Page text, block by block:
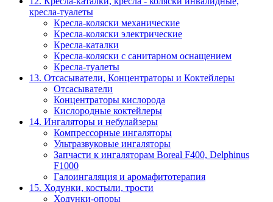
кресла-туалеты
Кресла-коляски механические
Кресла-коляски электрические
Кресла-каталки
Кресла-коляски с санитарном оснащением
Кресла-туалеты
13. Отсасыватели, Концентраторы и Коктейлеры
Отсасыватели
Концентраторы кислорода
Кислородные коктейлеры
14. Ингаляторы и небулайзеры
Компрессорные ингаляторы
Ультразвуковые ингаляторы
Запчасти к ингаляторам Boreal F400, Delphinus
F1000
Галоингаляция и аромафитотерапия
15. Ходунки, костыли, трости
Ходунки-опоры